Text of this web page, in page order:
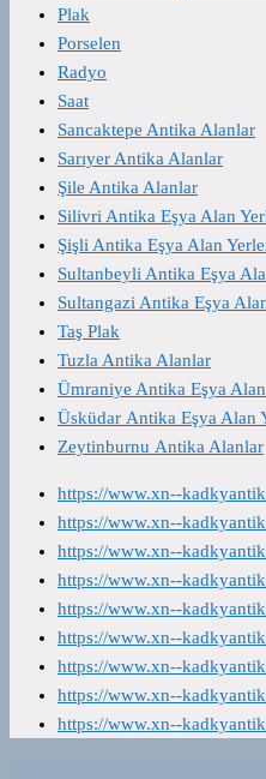
Plak
Porselen
Radyo
Saat
Sancaktepe Antika Alanlar
Sarıyer Antika Alanlar
Şile Antika Alanlar
Silivri Antika Eşya Alan
Şişli Antika Eşya Alan
Sultanbeyli Antika Eşya
Sultangazi Antika Eşya
Taş Plak
Tuzla Antika Alanlar
Ümraniye Antika Eşya
Üsküdar Antika Eşya Alan
Zeytinburnu Antika Alanlar
https://www.xn--
https://www.xn--
https://www.xn--
https://www.xn--
https://www.xn--
https://www.xn--
https://www.xn--
https://www.xn--
https://www.xn--